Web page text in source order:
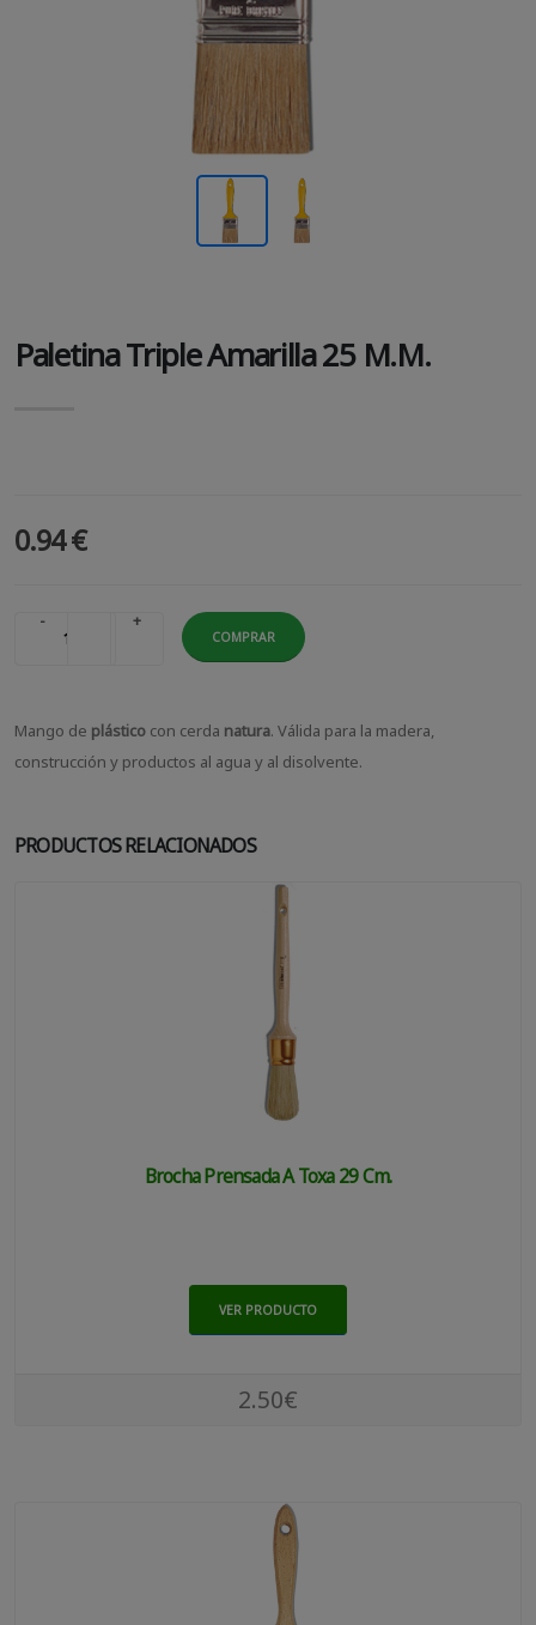
Paletina Triple Amarilla 25 M.m.
0.94 €
- +
COMPRAR
Mango de plástico con cerda natura. Válida para la madera,
construcción y productos al agua y al disolvente.
PRODUCTOS RELACIONADOS
Brocha Prensada A Toxa 29 Cm.
VER PRODUCTO
2.50€